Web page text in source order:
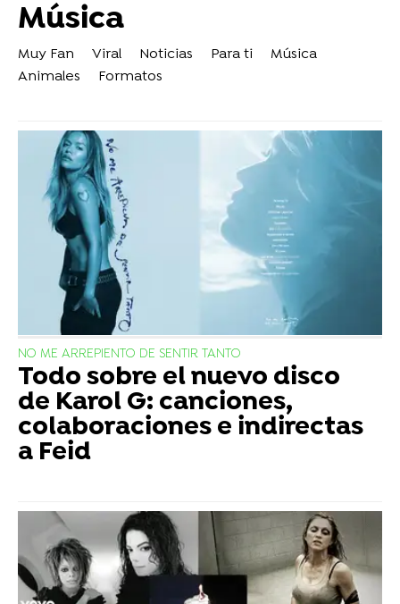
Música
Muy Fan Viral Noticias Para ti
Música
Animales
Formatos
NO ME ARREPIENTO DE SENTIR TANTO
Todo sobre el nuevo disco
de Karol G: canciones,
colaboraciones e indirectas
a Feid